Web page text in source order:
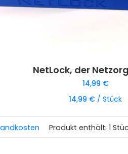
NetLock, der
14,99 €
14,99 € /Stück
Produkt enthält: 1
Dieses